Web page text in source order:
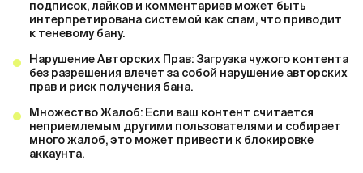
подписок, лайков и комментариев может быть
интерпретирована системой как спам, что приводит
к теневому бану.
Нарушение Авторских Прав: Загрузка чужого контента
без разрешения влечет за собой нарушение авторских
прав и риск получения бана.
Множество Жалоб: Если ваш контент считается
неприемлемым другими пользователями и собирает
много жалоб, это может привести к блокировке
аккаунта.